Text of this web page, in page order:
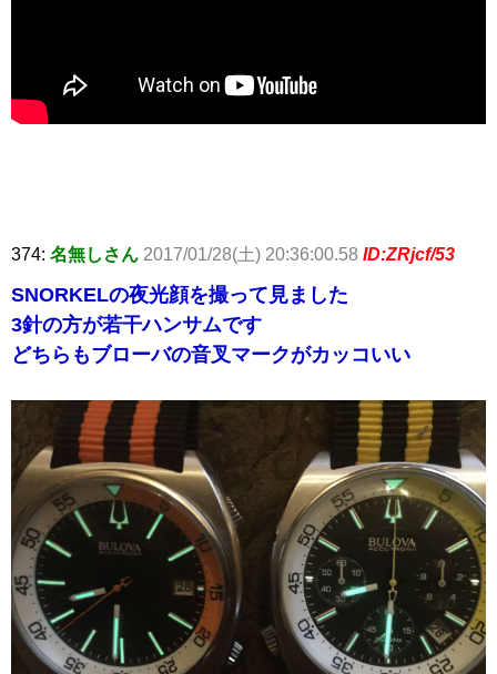
374: 名無しさん 2017/01/28(土) 20:36:00.58 ID:ZRjcf/53
SNORKELの夜光顔を撮って見ました
3針の方が若干ハンサムです
どちらもブローバの音叉マークがカッコいい